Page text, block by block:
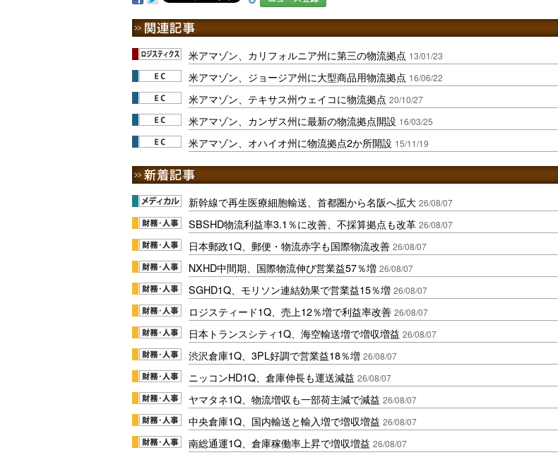
米アマゾン、カリフォルニア州に第三の物流拠点 13/01/23
米アマゾン、ジョージア州に大型商品用物流拠点 16/06/22
米アマゾン、テキサス州ウェイコに物流拠点 20/10/27
米アマゾン、カンザス州に最新の物流拠点開設 16/03/25
米アマゾン、オハイオ州に物流拠点2か所開設 15/11/19
新幹線で再生医療細胞輸送、首都圏から名阪へ拡大 26/08/07
SBSHD物流利益率3.1％に改善、不採算拠点も改革 26/08/07
日本郵政1Q、郵便・物流赤字も国際物流改善 26/08/07
NXHD中間期、国際物流伸び営業益57％増 26/08/07
SGHD1Q、モリソン連結効果で営業益15％増 26/08/07
ロジスティード1Q、売上12％増で利益率改善 26/08/07
日本トランスシティ1Q、海空輸送増で増収増益 26/08/07
渋沢倉庫1Q、3PL好調で営業益18％増 26/08/07
ニッコンHD1Q、倉庫伸長も運送減益 26/08/07
ヤマタネ1Q、物流増収も一部荷主減で減益 26/08/07
中央倉庫1Q、国内輸送と輸入増で増収増益 26/08/07
南総通運1Q、倉庫稼働率上昇で増収増益 26/08/07